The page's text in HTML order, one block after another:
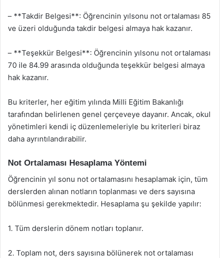
– **Takdir Belgesi**: Öğrencinin yılsonu not ortalaması 85
ve üzeri olduğunda takdir belgesi almaya hak kazanır.
– **Teşekkür Belgesi**: Öğrencinin yılsonu not ortalaması
70 ile 84.99 arasında olduğunda teşekkür belgesi almaya
hak kazanır.
Bu kriterler, her eğitim yılında Milli Eğitim Bakanlığı
tarafından belirlenen genel çerçeveye dayanır. Ancak, okul
yönetimleri kendi iç düzenlemeleriyle bu kriterleri biraz
daha ayrıntılandırabilir.
Not Ortalaması Hesaplama Yöntemi
Öğrencinin yıl sonu not ortalamasını hesaplamak için, tüm
derslerden alınan notların toplanması ve ders sayısına
bölünmesi gerekmektedir. Hesaplama şu şekilde yapılır:
1. Tüm derslerin dönem notları toplanır.
2. Toplam not, ders sayısına bölünerek not ortalaması